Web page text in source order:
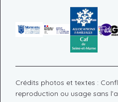
Crédits photos et textes :
reproduction ou usage sans